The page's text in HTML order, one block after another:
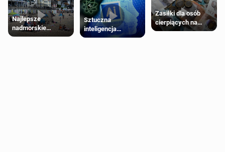
Najlepsze
nadmorskie
miasteczko blisko
Sztuczna
inteligencja
próbowała oszukać
Zasiłki dla osób
cierpiących na
schorzenia